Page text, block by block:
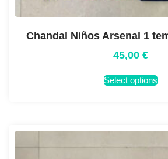
Chandal Niños Arsenal 1
45,00 €
Select options